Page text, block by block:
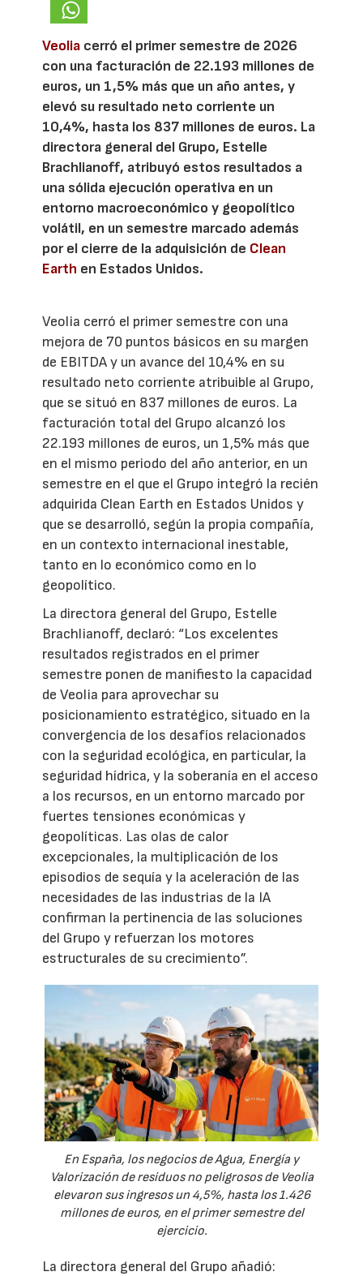
Veolia cerró el primer semestre de 2026
con una facturación de 22.193 millones de
euros, un 1,5% más que un año antes, y
elevó su resultado neto corriente un
10,4%, hasta los 837 millones de euros. La
directora general del Grupo, Estelle
Brachlianoff, atribuyó estos resultados a
una sólida ejecución operativa en un
entorno macroeconómico y geopolítico
volátil, en un semestre marcado además
por el cierre de la adquisición de Clean
Earth en Estados Unidos.
Veolia cerró el primer semestre con una
mejora de 70 puntos básicos en su margen
de EBITDA y un avance del 10,4% en su
resultado neto corriente atribuible al Grupo,
que se situó en 837 millones de euros. La
facturación total del Grupo alcanzó los
22.193 millones de euros, un 1,5% más que
en el mismo periodo del año anterior, en un
semestre en el que el Grupo integró la recién
adquirida Clean Earth en Estados Unidos y
que se desarrolló, según la propia compañía,
en un contexto internacional inestable,
tanto en lo económico como en lo
geopolítico.
La directora general del Grupo, Estelle
Brachlianoff, declaró: “Los excelentes
resultados registrados en el primer
semestre ponen de manifiesto la capacidad
de Veolia para aprovechar su
posicionamiento estratégico, situado en la
convergencia de los desafíos relacionados
con la seguridad ecológica, en particular, la
seguridad hídrica, y la soberanía en el acceso
a los recursos, en un entorno marcado por
fuertes tensiones económicas y
geopolíticas. Las olas de calor
excepcionales, la multiplicación de los
episodios de sequía y la aceleración de las
necesidades de las industrias de la IA
confirman la pertinencia de las soluciones
del Grupo y refuerzan los motores
estructurales de su crecimiento”.
En España, los negocios de Agua, Energía y
Valorización de residuos no peligrosos de Veolia
elevaron sus ingresos un 4,5%, hasta los 1.426
millones de euros, en el primer semestre del
ejercicio.
La directora general del Grupo añadió: